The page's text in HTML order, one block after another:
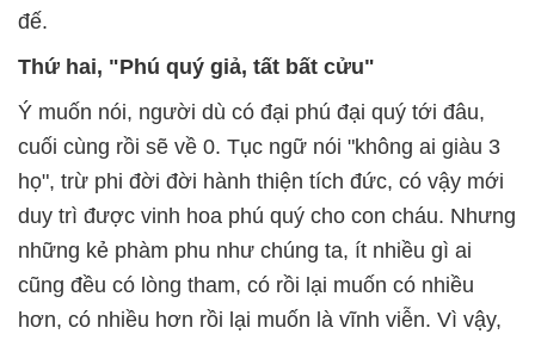
đế.
Thứ hai, "Phú quý giả, tất bất cửu"
Ý muốn nói, người dù có đại phú đại quý tới đâu,
cuối cùng rồi sẽ về 0. Tục ngữ nói "không ai giàu 3
họ", trừ phi đời đời hành thiện tích đức, có vậy mới
duy trì được vinh hoa phú quý cho con cháu. Nhưng
những kẻ phàm phu như chúng ta, ít nhiều gì ai
cũng đều có lòng tham, có rồi lại muốn có nhiều
hơn, có nhiều hơn rồi lại muốn là vĩnh viễn. Vì vậy,